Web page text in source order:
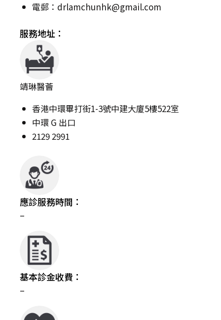
電郵： drlamchunhk@gmail.com
服務地址：
靖琳醫薈
香港中環畢打街1-3號中建大廈5樓522室
中環 G 出口
2129 2991
應診服務時間：
–
基本診金收費：
–